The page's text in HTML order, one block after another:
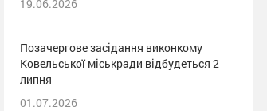
19.06.2026
Позачергове засідання виконкому
Ковельської міськради відбудеться 2
липня
01.07.2026